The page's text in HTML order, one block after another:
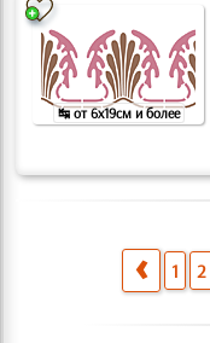
↹ от 6x19см и более
1 2